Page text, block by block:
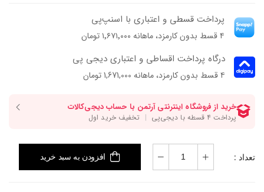
پرداخت قسطی و اعتباری با اسنپ‌پی
۴ قسط بدون کارمزد، ماهانه ۱٬۶۷۱٬۰۰۰ تومان
درگاه پرداخت اقساطی و اعتباری دیجی پی
۴ قسط بدون کارمزد، ماهانه 1,671,000 تومان
تعداد : افزودن به سبد خرید